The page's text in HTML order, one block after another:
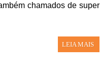
chamados de super
LEIA MAIS